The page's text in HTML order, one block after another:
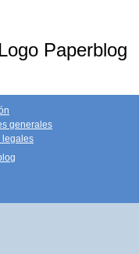
generales
legales